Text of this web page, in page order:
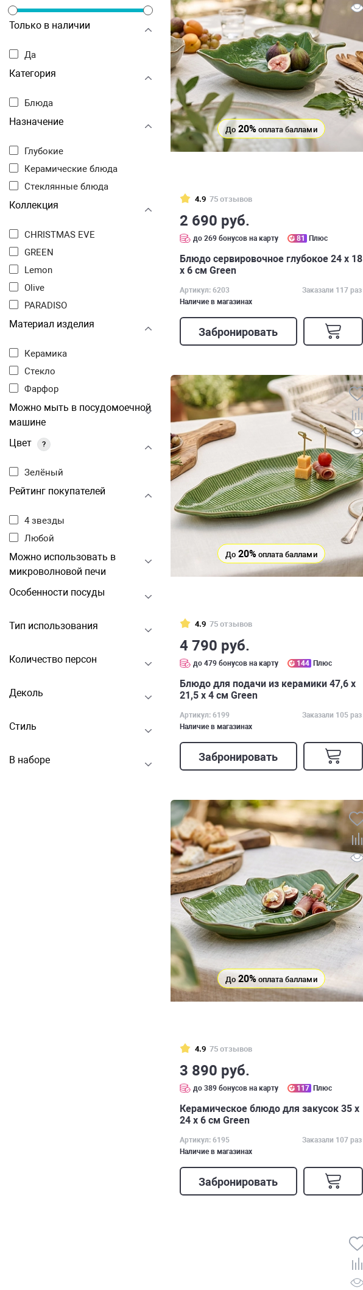
Только в наличии
Да
Категория
Блюда
Назначение
Глубокие
Керамические блюда
Стеклянные блюда
Коллекция
CHRISTMAS EVE
GREEN
Lemon
Olive
PARADISO
Материал изделия
Керамика
Стекло
Фарфор
Можно мыть в посудомоечной
машине
Цвет
?
Зелёный
Рейтинг покупателей
4 звезды
Любой
Можно использовать в
микроволновой печи
Особенности посуды
Тип использования
Количество персон
Деколь
Стиль
В наборе
До 20%оплата баллами
4.9 75 отзывов
2 690 руб.
до 269 бонусов на карту 81 Плюс
Блюдо сервировочное глубокое 24 х 18
х 6 см Green
Артикул: 6203
Заказали 117 раз
Наличие в магазинах
Забронировать
До 20% оплата баллами
4.9 75 отзывов
4 790 руб.
до 479 бонусов на карту 144 Плюс
Блюдо для подачи из керамики 47,6 х
21,5 х 4 см Green
Артикул: 6199
Заказали 105 раз
Наличие в магазинах
Забронировать
До 20%оплата баллами
4.9 75 отзывов
3 890 руб.
до 389 бонусов на карту 117 Плюс
Керамическое блюдо для закусок 35 х
24 х 6 см Green
Артикул: 6195
Заказали 107 раз
Наличие в магазинах
Забронировать